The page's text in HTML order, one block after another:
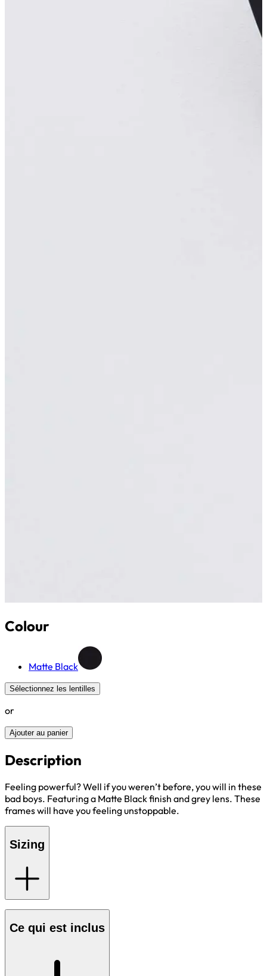
Colour
Matte Black
Sélectionnez les lentilles
or
Ajouter au panier
Description
Feeling powerful? Well if you weren’t before, you will in these
bad boys. Featuring a Matte Black finish and grey lens. These
frames will have you feeling unstoppable.
Sizing
Ce qui est inclus